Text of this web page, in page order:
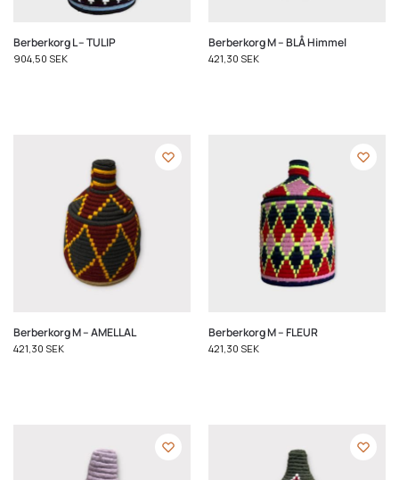
Berberkorg L – TULIP
904,50 SEK
Berberkorg M – BLÅ Himmel
421,30 SEK
Berberkorg M – AMELLAL
421,30 SEK
Berberkorg M – FLEUR
421,30 SEK